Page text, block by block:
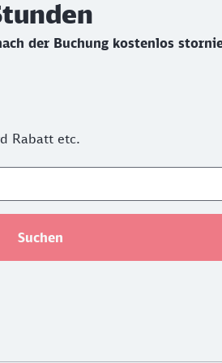
der Buchung kostenlos
Rabatt etc.
Suchen